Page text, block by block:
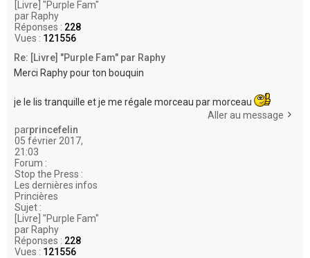
[Livre] "Purple Fam"
par Raphy
Réponses : 228
Vues : 121556
Re: [Livre] "Purple Fam" par Raphy
Merci Raphy pour ton bouquin
je le lis tranquille et je me régale morceau par morceau
Aller au message
parprincefelin
05 février 2017,
21:03
Forum :
Stop the Press :
Les dernières infos
Princières
Sujet :
[Livre] "Purple Fam"
par Raphy
Réponses : 228
Vues : 121556